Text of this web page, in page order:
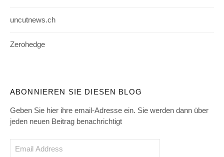
uncutnews.ch
Zerohedge
ABONNIEREN SIE DIESEN BLOG
Geben Sie hier ihre email-Adresse ein. Sie werden dann über
jeden neuen Beitrag benachrichtigt